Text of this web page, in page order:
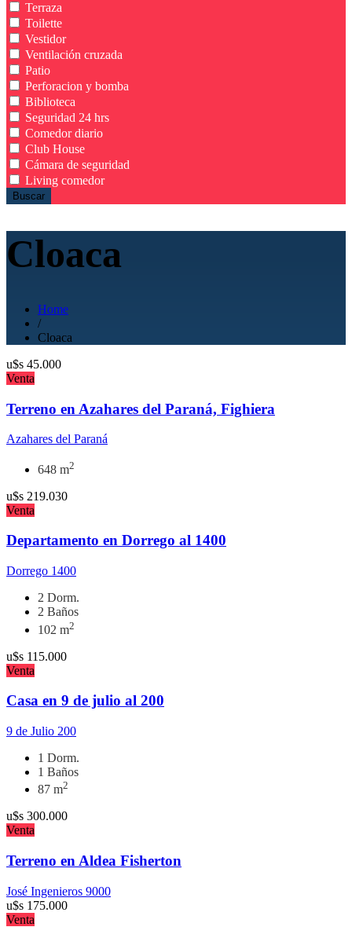
Terraza
Toilette
Vestidor
Ventilación cruzada
Patio
Perforacion y bomba
Biblioteca
Seguridad 24 hrs
Comedor diario
Club House
Cámara de seguridad
Living comedor
Buscar
Cloaca
Home
/
Cloaca
u$s 45.000
Venta
Terreno en Azahares del Paraná, Fighiera
Azahares del Paraná
648 m2
u$s 219.030
Venta
Departamento en Dorrego al 1400
Dorrego 1400
2 Dorm.
2 Baños
102 m2
u$s 115.000
Venta
Casa en 9 de julio al 200
9 de Julio 200
1 Dorm.
1 Baños
87 m2
u$s 300.000
Venta
Terreno en Aldea Fisherton
José Ingenieros 9000
u$s 175.000
Venta